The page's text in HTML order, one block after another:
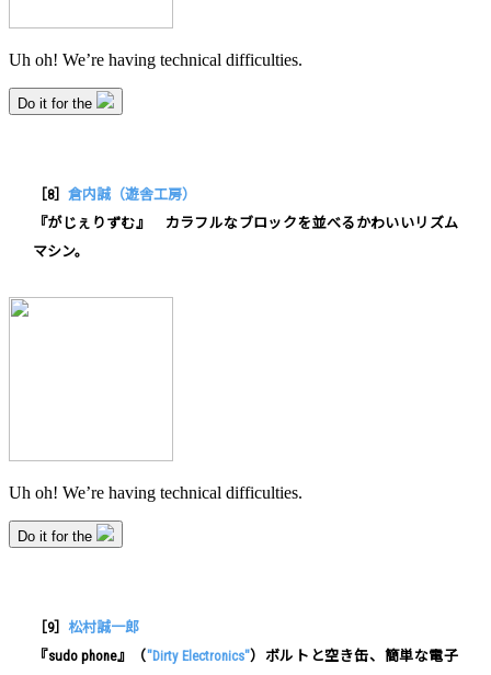
［8］ 倉内誠（遊舎工房）
『がじぇりずむ』 カラフルなブロックを並べるかわいいリズム
マシン。
［9］ 松村誠一郎
『sudo phone』（"Dirty Electronics"）ボルトと空き缶、簡単な電子